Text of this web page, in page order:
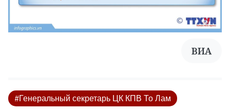
ВИА
#Генеральный секретарь ЦК КПВ То Лам